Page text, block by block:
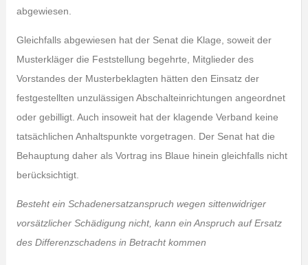
abgewiesen.
Gleichfalls abgewiesen hat der Senat die Klage, soweit der
Musterkläger die Feststellung begehrte, Mitglieder des
Vorstandes der Musterbeklagten hätten den Einsatz der
festgestellten unzulässigen Abschalteinrichtungen angeordnet
oder gebilligt. Auch insoweit hat der klagende Verband keine
tatsächlichen Anhaltspunkte vorgetragen. Der Senat hat die
Behauptung daher als Vortrag ins Blaue hinein gleichfalls nicht
berücksichtigt.
Besteht ein Schadenersatzanspruch wegen sittenwidriger
vorsätzlicher Schädigung nicht, kann ein Anspruch auf Ersatz
des Differenzschadens in Betracht kommen